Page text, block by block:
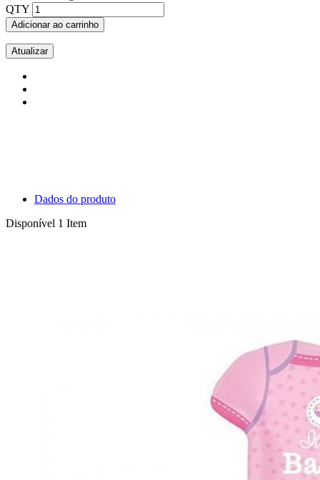
QTY
Adicionar ao carrinho
Dados do produto
Disponível 1 Item